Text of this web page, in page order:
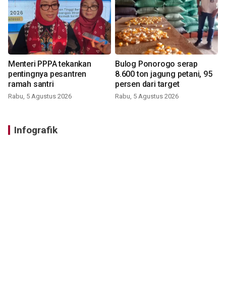
Menteri PPPA tekankan
pentingnya pesantren
ramah santri
Rabu, 5 Agustus 2026
Bulog Ponorogo serap
8.600 ton jagung petani, 95
persen dari target
Rabu, 5 Agustus 2026
Infografik